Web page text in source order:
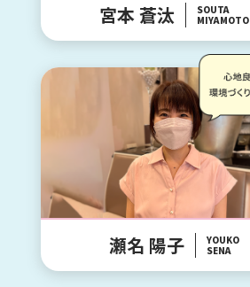
宮本 蒼汰
SOUTA
MIYAMOTO
瀬名 陽子
YOUKO
SENA